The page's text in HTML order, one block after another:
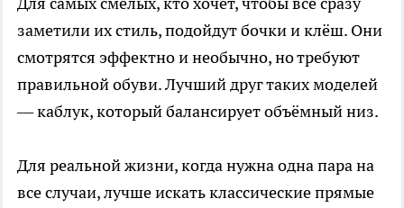
заметили их стиль, подойдут бочки и клёш. Они
смотрятся эффектно и необычно, но требуют
правильной обуви. Лучший друг таких моделей
— каблук, который балансирует объёмный низ.
Для реальной жизни, когда нужна одна пара на
все случаи, лучше искать классические прямые